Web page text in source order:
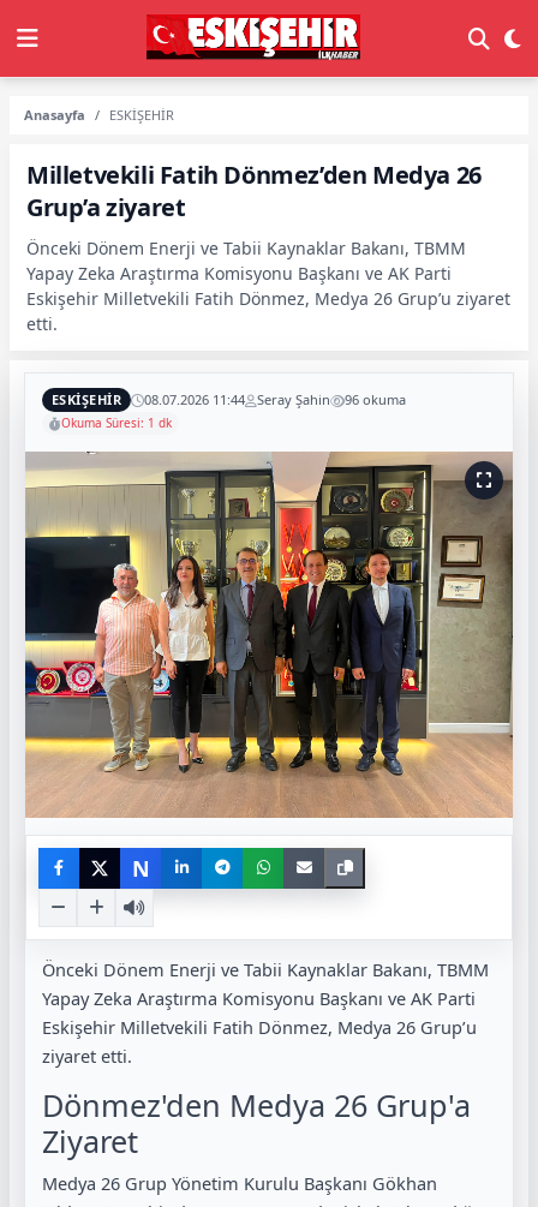
Anasayfa ESKİŞEHİR
Milletvekili Fatih Dönmez’den Medya 26
Grup’a ziyaret
Önceki Dönem Enerji ve Tabii Kaynaklar Bakanı, TBMM
Yapay Zeka Araştırma Komisyonu Başkanı ve AK Parti
Eskişehir Milletvekili Fatih Dönmez, Medya 26 Grup’u ziyaret
etti.
ESKİŞEHİR 08.07.2026 11:44 Seray Şahin 96 okuma
Okuma Süresi: 1 dk
N
Önceki Dönem Enerji ve Tabii Kaynaklar Bakanı, TBMM
Yapay Zeka Araştırma Komisyonu Başkanı ve AK Parti
Eskişehir Milletvekili Fatih Dönmez, Medya 26 Grup’u
ziyaret etti.
Dönmez'den Medya 26 Grup'a
Ziyaret
Medya 26 Grup Yönetim Kurulu Başkanı Gökhan